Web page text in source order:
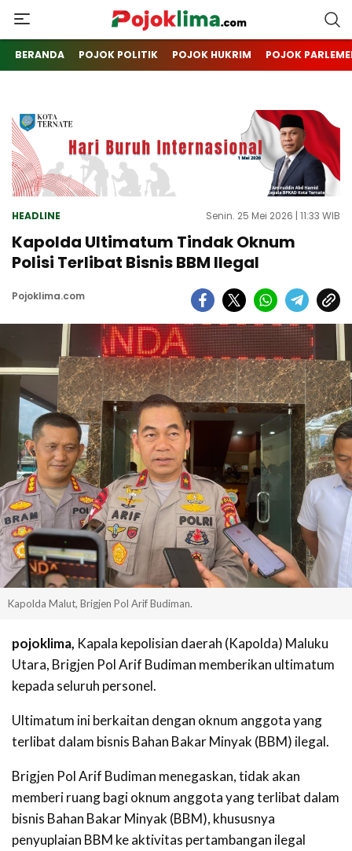
pojoklima.com
Mojokin
BERANDA POJOK POLITIK POJOK HUKRIM POJOK
HEADLINE Senin. 25 Mei 2026 | 11:33 WIB
Kapolda Ultimatum Tindak Oknum
Polisi Terlibat Bisnis BBM Ilegal
Pojoklima.com
Kapolda Malut, Brigjen Pol Arif Budiman.
pojoklima, Kapala kepolisian daerah (Kapolda) Maluku
Utara, Brigjen Pol Arif Budiman memberikan ultimatum
kepada seluruh personel.
Ultimatum ini berkaitan dengan oknum anggota yang
terlibat dalam bisnis Bahan Bakar Minyak (BBM) ilegal.
Brigjen Pol Arif Budiman menegaskan, tidak akan
memberi ruang bagi oknum anggota yang terlibat dalam
bisnis Bahan Bakar Minyak (BBM), khususnya
penyuplaian BBM ke aktivitas pertambangan ilegal